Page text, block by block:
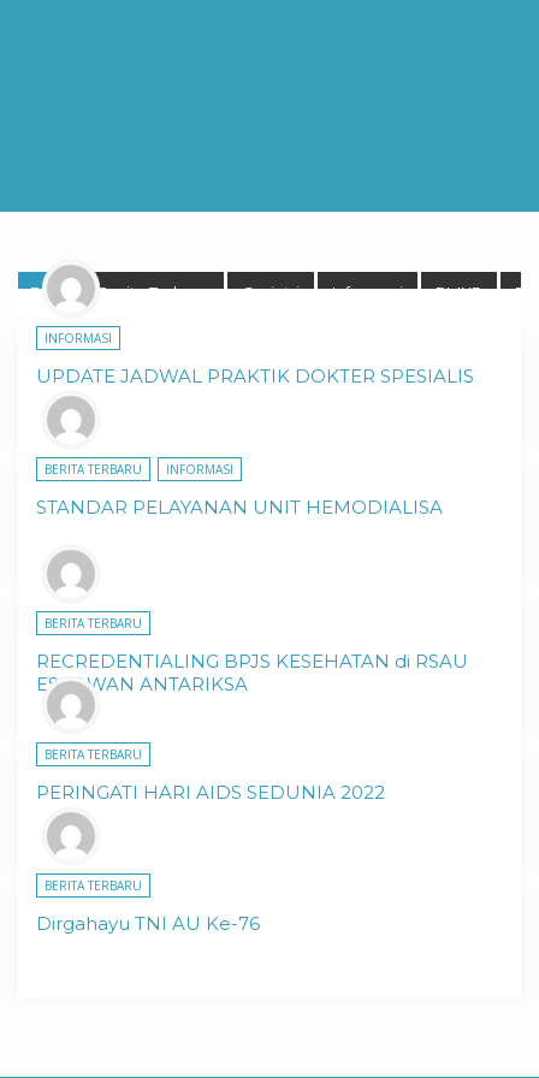
Blog Berita Terbaru Geriatri Informasi PMKP
INFORMASI
UPDATE JADWAL PRAKTIK DOKTER SPESIALIS
BERITA TERBARU INFORMASI
STANDAR PELAYANAN UNIT HEMODIALISA
BERITA TERBARU
RECREDENTIALING BPJS KESEHATAN di RSAU
ESNAWAN ANTARIKSA
BERITA TERBARU
PERINGATI HARI AIDS SEDUNIA 2022
BERITA TERBARU
Dirgahayu TNI AU Ke-76